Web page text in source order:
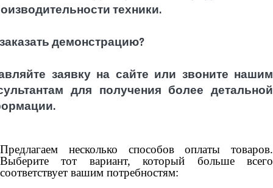
техники.
демонстрацию?
заявку на сайте или звоните нашим
для получения более детальной
Предлагаем несколько способов оплаты товаров.
Выберите тот вариант, который больше всего
соответствует вашим потребностям: